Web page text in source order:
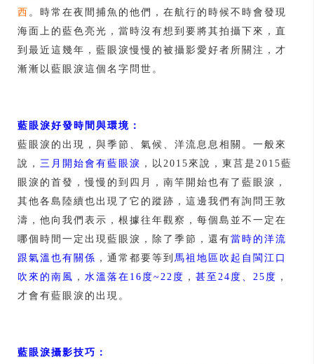
西 。時常在夜間捕魚的他們，在航行的時候不時會發現
海面上的藍色亮光，當時沒有想到要將其拍攝下來，直
到最近這幾年，藍眼淚慢慢的被攝影愛好者所關注，才
漸漸以藍眼淚這個名字問世。
藍眼淚好發時間與環境：
藍眼淚的出現，與季節、氣候、洋流息息相關。一般來
說， 三月開始會有藍眼淚 ，以2015來說，東莒是2015藍
眼淚的首發，慢慢的到四月，南竿開始也有了藍眼淚，
其他各島陸續也出現了它的蹤跡，這邊我們有詢問王敦
濤，他向我們表示，根據往年觀察，每個島並不一定在
哪個時間一定出現藍眼淚，除了季節，還有當時的洋流
跟氣溫也有關係 ，通常都要等到 馬祖地區吹起自閩江口
吹來的南風 ， 水溫落在16度~22度 ， 甚至24度、25度 ，
才會有藍眼淚的出現。
藍眼淚攝影技巧：